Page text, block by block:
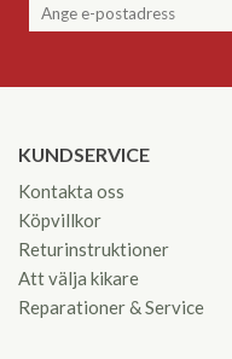
KUNDSERVICE
Kontakta oss
Köpvillkor
Returinstruktioner
Att välja kikare
Reparationer & Service